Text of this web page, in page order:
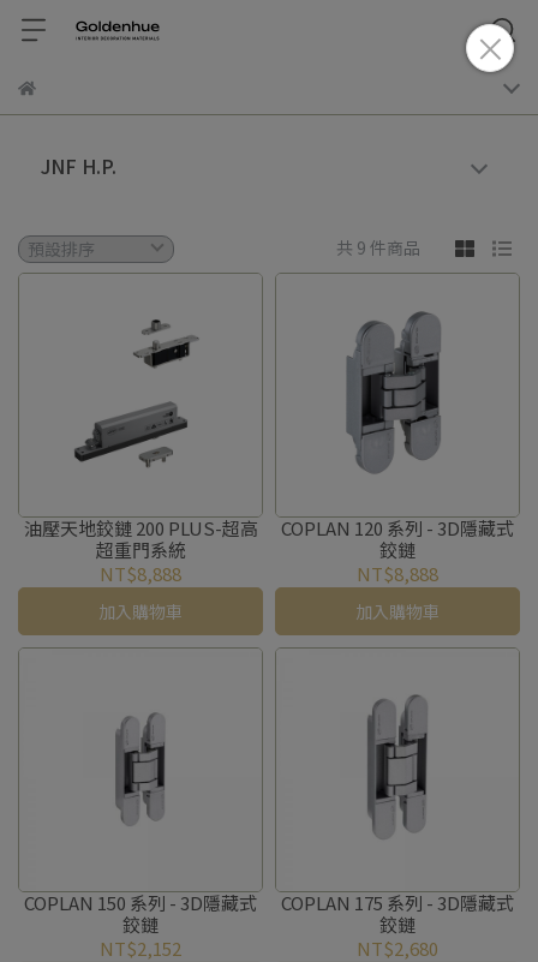
JNF H.P.
共 9 件商品
油壓天地鉸鏈 200 PLUS-超高
超重門系統
NT$8,888
加入購物車
COPLAN 120 系列 - 3D隱藏式
鉸鏈
NT$8,888
加入購物車
COPLAN 150 系列 - 3D隱藏式
鉸鏈
NT$2,152
COPLAN 175 系列 - 3D隱藏式
鉸鏈
NT$2,680